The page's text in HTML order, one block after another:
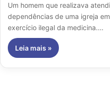
Um homem que realizava
dependências de uma igreja
exercício ilegal da medicina.…
Leia mais »